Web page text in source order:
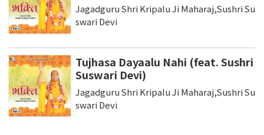
Jagadguru Shri Kripalu Ji Maharaj,Sushri Su
swari Devi
Tujhasa Dayaalu Nahi (feat. Sushri
Suswari Devi)
Jagadguru Shri Kripalu Ji Maharaj,Sushri Su
swari Devi